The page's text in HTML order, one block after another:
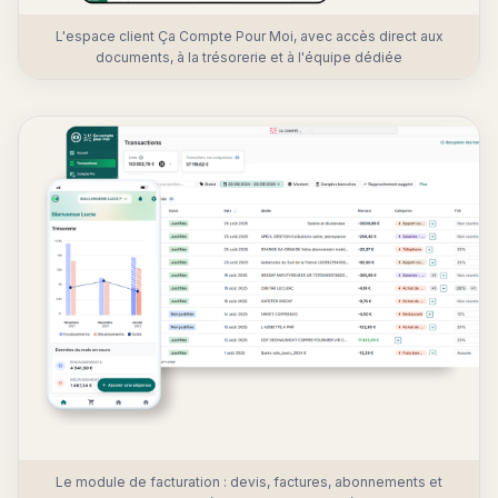
L'espace client Ça Compte Pour Moi, avec accès direct aux
documents, à la trésorerie et à l'équipe dédiée
Le module de facturation : devis, factures, abonnements et